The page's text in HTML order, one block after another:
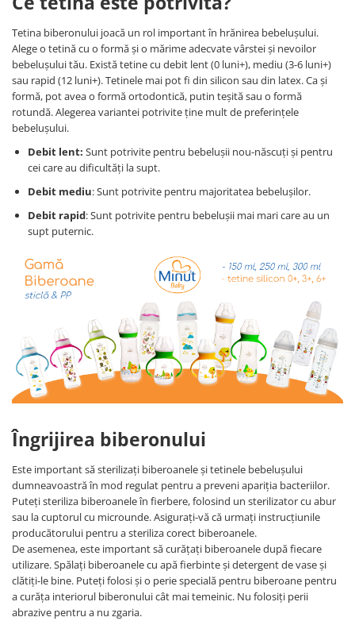
Tetina biberonului joacă un rol important în hrănirea bebelușului.
Alege o tetină cu o formă și o mărime adecvate vârstei și nevoilor
bebelușului tău. Există tetine cu debit lent (0 luni+), mediu (3-6 luni+)
sau rapid (12 luni+). Tetinele mai pot fi din silicon sau din latex. Ca și
formă, pot avea o formă ortodontică, putin teșită sau o formă
rotundă. Alegerea variantei potrivite ține mult de preferințele
bebelușului.
Debit lent: Sunt potrivite pentru bebelușii nou-născuți și pentru
cei care au dificultăți la supt.
Debit mediu: Sunt potrivite pentru majoritatea bebelușilor.
Debit rapid: Sunt potrivite pentru bebelușii mai mari care au un
supt puternic.
Îngrijirea biberonului
Este important să sterilizați biberoanele și tetinele bebelușului
dumneavoastră în mod regulat pentru a preveni apariția bacteriilor.
Puteți steriliza biberoanele în fierbere, folosind un sterilizator cu abur
sau la cuptorul cu microunde. Asigurați-vă că urmați instrucțiunile
producătorului pentru a steriliza corect biberoanele.
De asemenea, este important să curățați biberoanele după fiecare
utilizare. Spălați biberoanele cu apă fierbinte și detergent de vase și
clătiți-le bine. Puteți folosi și o perie specială pentru biberoane pentru
a curăța interiorul biberonului cât mai temeinic. Nu folosiți perii
abrazive pentru a nu zgaria.